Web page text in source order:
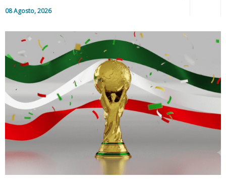
08 Agosto, 2026
Editorial
Nacional
Colaboradores
Internacional
Cultura